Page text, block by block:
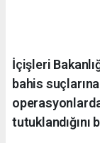
İçişleri
bahis
tutuklandığını